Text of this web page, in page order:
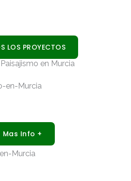
LOS PROYECTOS
en Murcia
Mas Info +